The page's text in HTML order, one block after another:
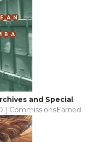
and Special
| CommissionsEarned